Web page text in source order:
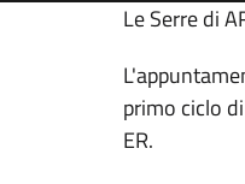
Le Serre di
primo ciclo
ER.